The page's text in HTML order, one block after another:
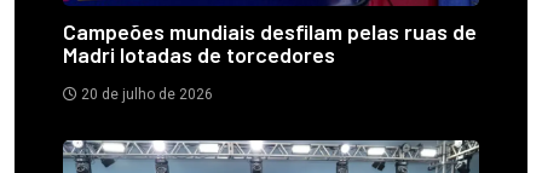
Campeões mundiais desfilam pelas ruas de
Madri lotadas de torcedores
20 de julho de 2026